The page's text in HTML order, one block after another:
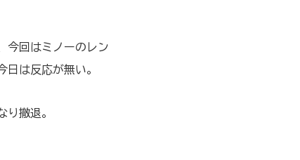
今回はミノーのレン
は反応が無い。
撤退。